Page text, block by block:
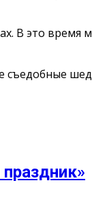
В это время
съедобные